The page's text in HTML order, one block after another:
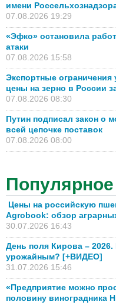
имени
07.08.2026 19:29
«Эфко» остановила
атаки
07.08.2026 15:58
Экспортные
цены на зерно в России
07.08.2026 08:30
Путин подписал закон о
всей цепочке поставок
07.08.2026 08:00
Популярное
Цены на российскую
Agrobook: обзор
30.07.2026 16:43
День поля Кирова –
урожайным? [+ВИДЕО]
31.07.2026 15:46
«Предприятие можно
половину виноградника